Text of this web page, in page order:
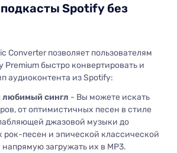
Spotify без
Converter позволяет пользователям
Premium быстро конвертировать и
аудиоконтента из Spotify:
любимый сингл - Вы можете искать
от оптимистичных песен в стиле
джазовой музыки до
песен и эпической классической
загружать их в MP3.